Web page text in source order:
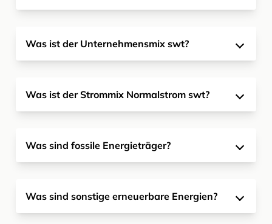
Was ist der Unternehmensmix swt?
Was ist der Strommix Normalstrom swt?
Was sind fossile Energieträger?
Was sind sonstige erneuerbare Energien?